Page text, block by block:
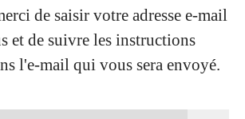
de saisir votre adresse e-mail
et de suivre les instructions
l'e-mail qui vous sera envoyé.